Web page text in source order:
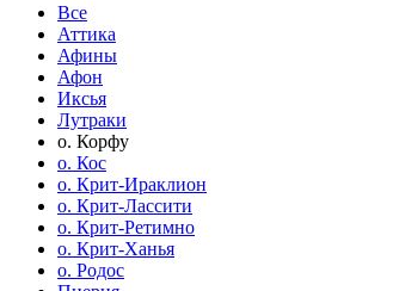
Все
Аттика
Афины
Афон
Иксья
Лутраки
о. Корфу
о. Кос
о. Крит-Ираклион
о. Крит-Лассити
о. Крит-Ретимно
о. Крит-Ханья
о. Родос